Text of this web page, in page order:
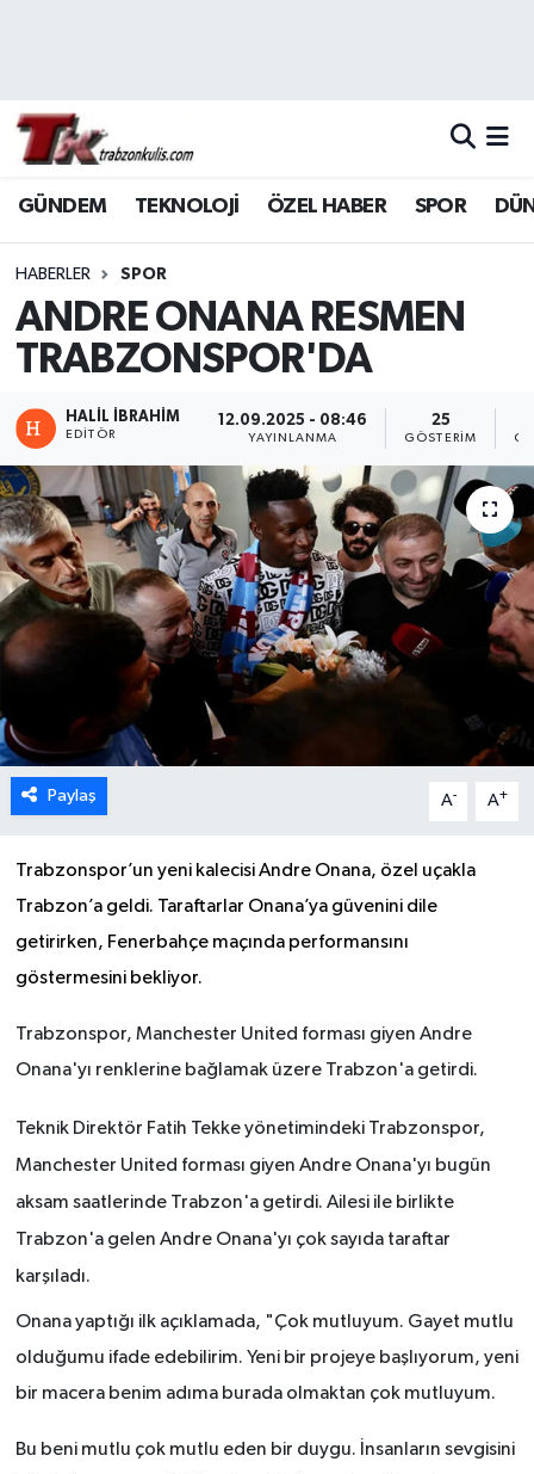
GÜNDEM TEKNOLOJİ ÖZEL HABER SPOR
HABERLER SPOR
ANDRE ONANA RESMEN
TRABZONSPOR'DA
HALİL İBRAHİM
EDITÖR
12.09.2025 - 08:46
YAYINLANMA
25
GÖSTERIM
Paylaş A- A+
Trabzonspor’un yeni kalecisi Andre Onana, özel uçakla
Trabzon’a geldi. Taraftarlar Onana’ya güvenini dile
getirirken, Fenerbahçe maçında performansını
göstermesini bekliyor.
Trabzonspor, Manchester United forması giyen Andre
Onana'yı renklerine bağlamak üzere Trabzon'a getirdi.
Teknik Direktör Fatih Tekke yönetimindeki Trabzonspor,
Manchester United forması giyen Andre Onana'yı bugün
aksam saatlerinde Trabzon'a getirdi. Ailesi ile birlikte
Trabzon'a gelen Andre Onana'yı çok sayıda taraftar
karşıladı.
Onana yaptığı ilk açıklamada, "Çok mutluyum. Gayet mutlu
olduğumu ifade edebilirim. Yeni bir projeye başlıyorum, yeni
bir macera benim adıma burada olmaktan çok mutluyum.
Bu beni mutlu çok mutlu eden bir duygu. İnsanların sevgisini
Trabzon Hava Durumu
Trabzon Namaz Vakitleri
Trabzon Trafik Yoğunluk Haritası
Süper Lig Puan Durumu ve Fikstür
Haber Arşivi